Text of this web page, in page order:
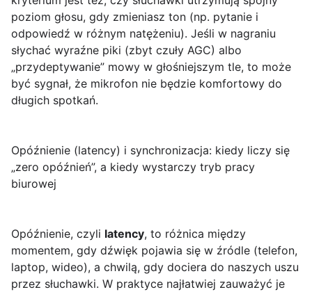
poziom głosu, gdy zmieniasz ton (np. pytanie i
odpowiedź w różnym natężeniu). Jeśli w nagraniu
słychać wyraźne piki (zbyt czuły AGC) albo
„przydeptywanie” mowy w głośniejszym tle, to może
być sygnał, że mikrofon nie będzie komfortowy do
długich spotkań.
Opóźnienie (latency) i synchronizacja: kiedy liczy się
„zero opóźnień”, a kiedy wystarczy tryb pracy
biurowej
Opóźnienie, czyli latency, to różnica między
momentem, gdy dźwięk pojawia się w źródle (telefon,
laptop, wideo), a chwilą, gdy dociera do naszych uszu
przez słuchawki. W praktyce najłatwiej zauważyć je